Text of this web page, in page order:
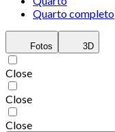
Quarto completo
Fotos 3D
Close
Close
Close